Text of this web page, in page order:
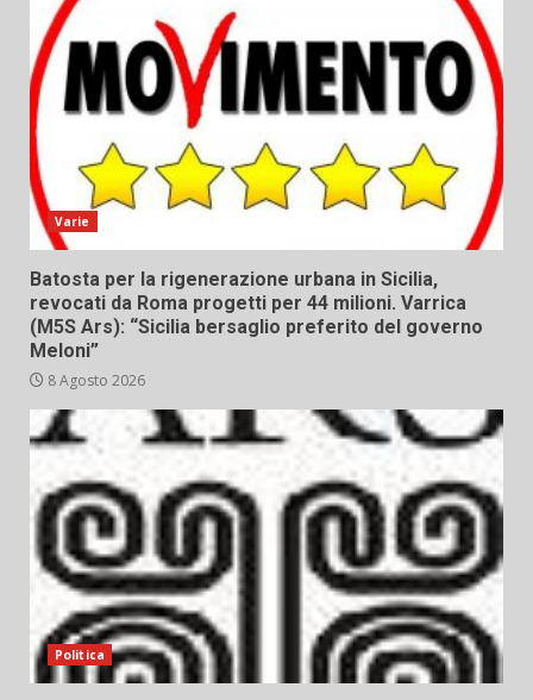
Varie
Batosta per la rigenerazione urbana in Sicilia,
revocati da Roma progetti per 44 milioni. Varrica
(M5S Ars): “Sicilia bersaglio preferito del governo
Meloni”
8 Agosto 2026
Politica